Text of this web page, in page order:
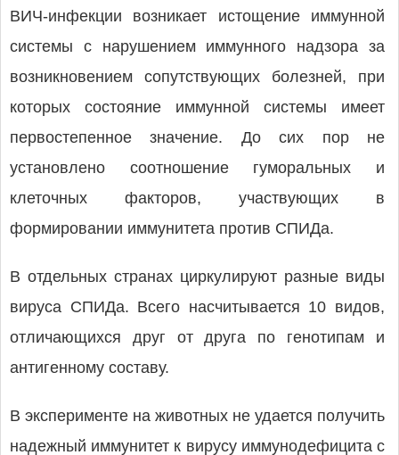
ВИЧ-инфекции возникает истощение иммунной
системы с нарушением иммунного надзора за
возникновением сопутствующих болезней, при
которых состояние иммунной системы имеет
первостепенное значение. До сих пор не
установлено соотношение гуморальных и
клеточных факторов, участвующих в
формировании иммунитета против СПИДа.
В отдельных странах циркулируют разные виды
вируса СПИДа. Всего насчитывается 10 видов,
отличающихся друг от друга по генотипам и
антигенному составу.
В эксперименте на животных не удается получить
надежный иммунитет к вирусу иммунодефицита с